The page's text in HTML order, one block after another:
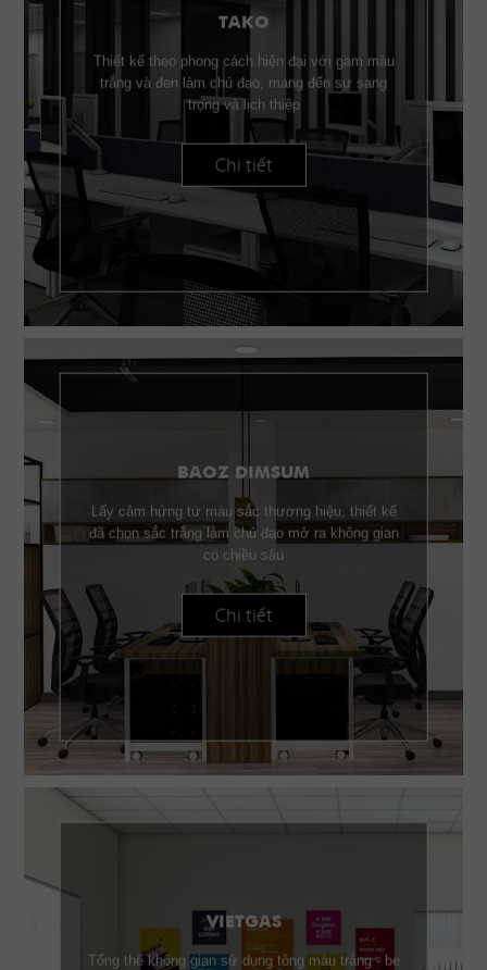
TAKO
Thiết kế theo phong cách hiện đại với gam màu
trắng và đen làm chủ đạo, mang đến sự sang
trọng và lịch thiệp
Chi tiết
BAOZ DIMSUM
Lấy cảm hứng từ màu sắc thương hiệu, thiết kế
đã chọn sắc trắng làm chủ đạo mở ra không gian
có chiều sâu
Chi tiết
VIETGAS
Tổng thể không gian sử dụng tông màu trắng - be